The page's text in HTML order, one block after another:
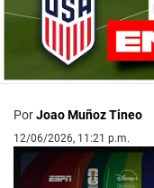
PorJoao Muñoz Tineo
12/06/2026, 11:21 p.m.